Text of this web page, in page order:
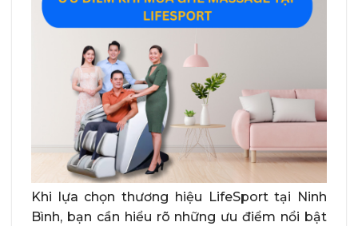
Khi lựa chọn thương hiệu LifeSport tại Ninh
Bình, bạn cần hiểu rõ những ưu điểm nổi bật